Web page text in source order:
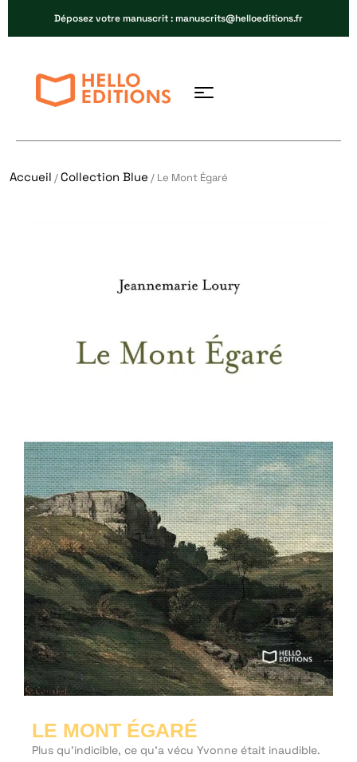
Déposez votre manuscrit : manuscrits@helloeditions.fr
Accueil /Collection Blue / Le Mont Égaré
LE MONT ÉGARÉ
Plus qu’indicible, ce qu’a vécu Yvonne était inaudible.